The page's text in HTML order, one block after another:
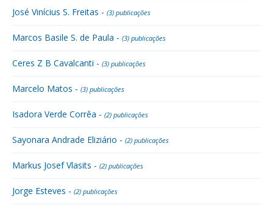
José Vinícius S. Freitas - (3) publicações
Marcos Basile S. de Paula - (3) publicações
Ceres Z B Cavalcanti - (3) publicações
Marcelo Matos - (3) publicações
Isadora Verde Corrêa - (2) publicações
Sayonara Andrade Eliziário - (2) publicações
Markus Josef Vlasits - (2) publicações
Jorge Esteves - (2) publicações